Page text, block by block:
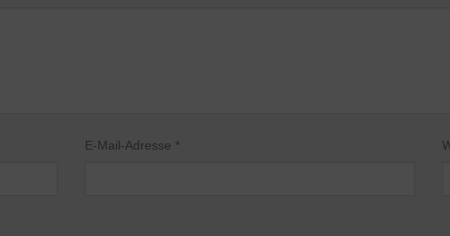
E-Mail-Adresse *